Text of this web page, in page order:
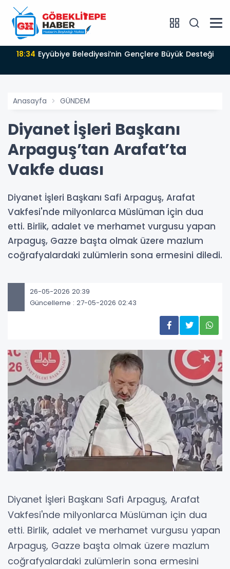
18:34 Eyyübiye Belediyesi’nin Gençlere Büyük Desteği
Anasayfa GÜNDEM
Diyanet İşleri Başkanı
Arpaguş’tan Arafat’ta
Vakfe duası
Diyanet İşleri Başkanı Safi Arpaguş, Arafat
Vakfesi'nde milyonlarca Müslüman için dua
etti. Birlik, adalet ve merhamet vurgusu yapan
Arpaguş, Gazze başta olmak üzere mazlum
coğrafyalardaki zulümlerin sona ermesini diledi.
26-05-2026 20:39
Güncelleme : 27-05-2026 02:43
Diyanet İşleri Başkanı Safi Arpaguş, Arafat
Vakfesi'nde milyonlarca Müslüman için dua
etti. Birlik, adalet ve merhamet vurgusu yapan
Arpaguş, Gazze başta olmak üzere mazlum
coğrafyalardaki zulümlerin sona ermesini